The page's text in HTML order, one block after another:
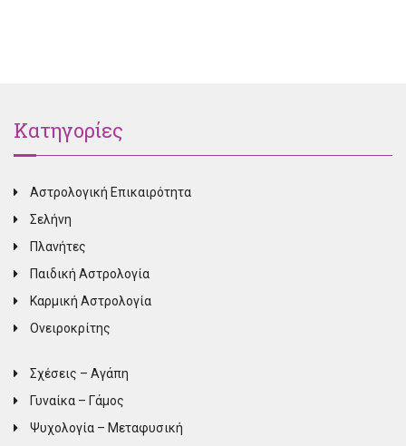
Κατηγορίες
Αστρολογική Επικαιρότητα
Σελήνη
Πλανήτες
Παιδική Αστρολογία
Καρμική Αστρολογία
Ονειροκρίτης
Σχέσεις – Αγάπη
Γυναίκα – Γάμος
Ψυχολογία – Μεταφυσική